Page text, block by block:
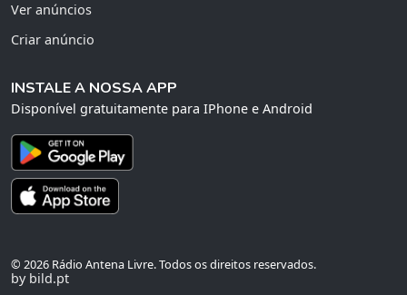
Ver anúncios
Criar anúncio
INSTALE A NOSSA APP
Disponível gratuitamente para IPhone e Android
© 2026 Rádio Antena Livre. Todos os direitos reservados.
by bild.pt